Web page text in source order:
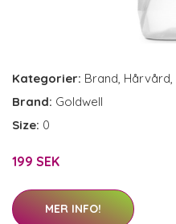
Kategorier: Brand, Hårvård,
Brand: Goldwell
Size: 0
199 SEK
MER INFO!